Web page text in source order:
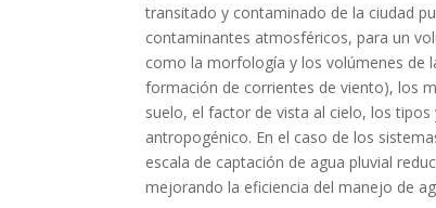
transitado y contaminado de la ciudad
contaminantes atmosféricos, para un
como la morfología y los volúmenes de
formación de corrientes de viento), los
suelo, el factor de vista al cielo, los
antropogénico. En el caso de los
escala de captación de agua pluvial
mejorando la eficiencia del manejo de